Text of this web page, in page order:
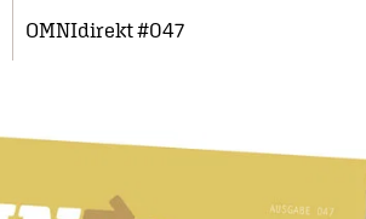
OMNIdirekt #047